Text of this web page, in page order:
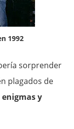
1992
sorprender
plagados de
enigmas y